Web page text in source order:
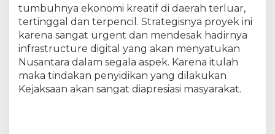
l
a
m
P
r
o
y
tumbuhnya ekonomi kreatif di daerah terluar,
tertinggal dan terpencil. Strategisnya proyek ini
karena sangat urgent dan mendesak hadirnya
infrastructure digital yang akan menyatukan
Nusantara dalam segala aspek. Karena itulah
maka tindakan penyidikan yang dilakukan
Kejaksaan akan sangat diapresiasi masyarakat.